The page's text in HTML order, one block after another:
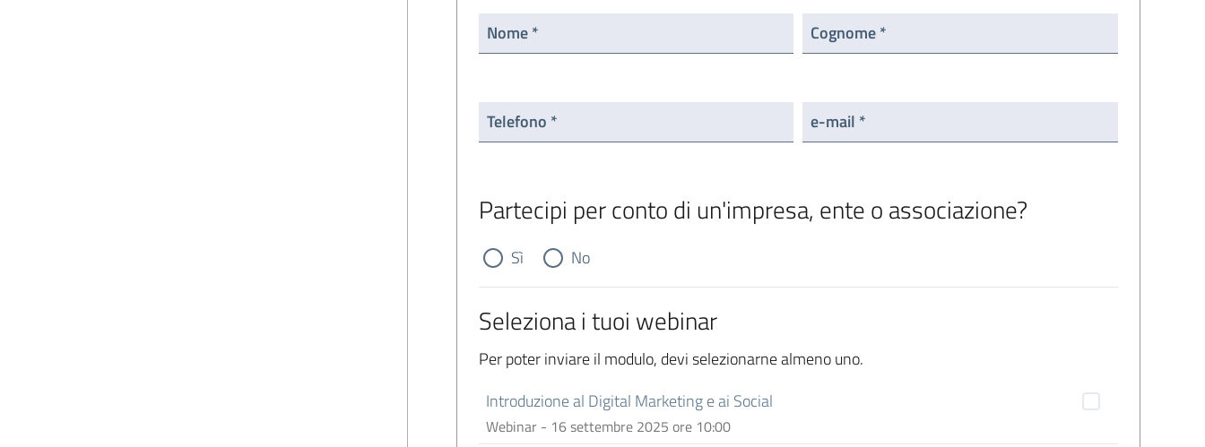
Nome * Cognome *
Telefono * e-mail *
Partecipi per conto di un'impresa, ente o associazione?
Sì No
Seleziona i tuoi webinar
Per poter inviare il modulo, devi selezionarne almeno uno.
Introduzione al Digital Marketing e ai Social
Webinar - 16 settembre 2025 ore 10:00